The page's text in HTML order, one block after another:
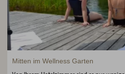
Mitten im Wellness Garten